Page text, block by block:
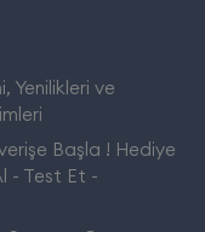
Yenilikleri ve
Başla ! Hediye
- Test Et -